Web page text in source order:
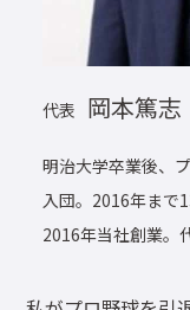
代表 岡本篤志
明治大学卒業後、
入団。2016年まで
2016年当社創業。